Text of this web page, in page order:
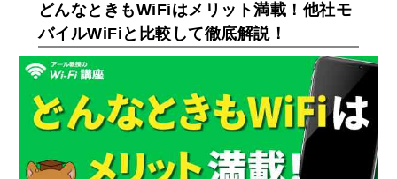
どんなときもWiFiはメリット満載！他社モ
バイルWiFiと比較して徹底解説！